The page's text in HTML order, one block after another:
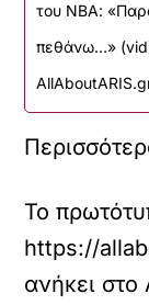
του ΝΒΑ:
πεθάνω…»
Το
https://
ανήκει στο